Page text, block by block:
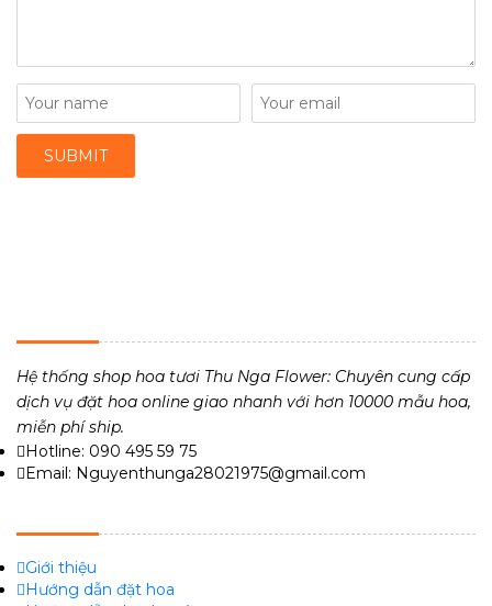
Hệ thống shop hoa tươi Thu Nga Flower: Chuyên cung cấp
dịch vụ đặt hoa online giao nhanh với hơn 10000 mẫu hoa,
miễn phí ship.
Hotline: 090 495 59 75
Email: Nguyenthunga28021975@gmail.com
Giới thiệu
Hướng dẫn đặt hoa